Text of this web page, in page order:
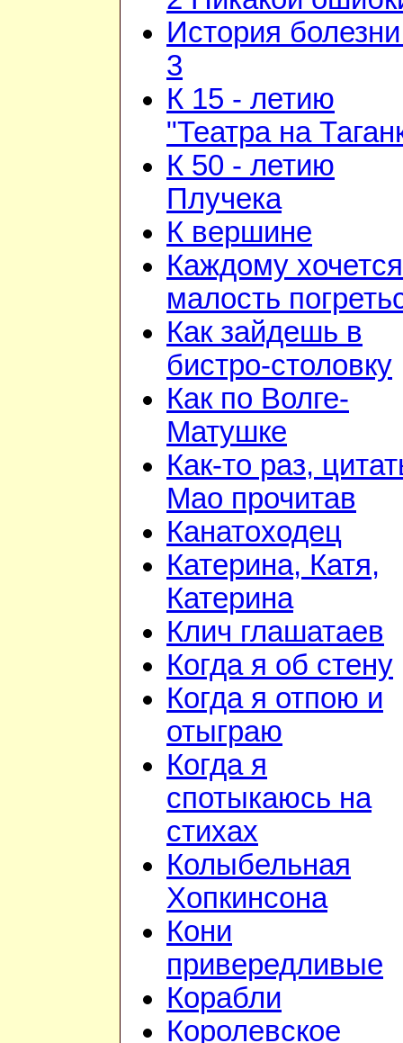
История
3
К 15 - летию
"Театра на
К 50 - летию
Плучека
К вершине
Каждому хочется
малость
Как зайдешь в
бистро-столовку
Как по Волге-
Матушке
Как-то раз,
Мао прочитав
Канатоходец
Катерина, Катя,
Катерина
Клич глашатаев
Когда я об стену
Когда я отпою и
отыграю
Когда я
спотыкаюсь на
стихах
Колыбельная
Хопкинсона
Кони
привередливые
Корабли
Королевское